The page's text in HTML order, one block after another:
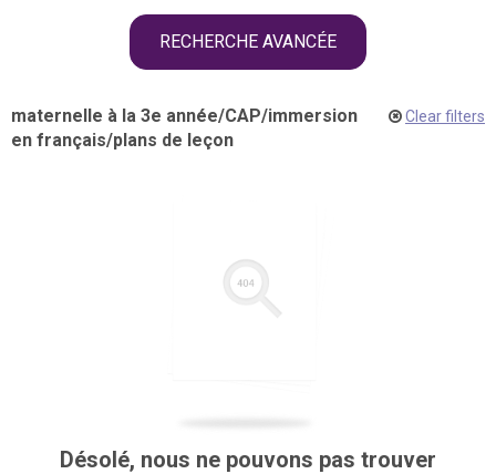
RECHERCHE AVANCÉE
maternelle à la 3e année/CAP/immersion
en français/plans de leçon
Clear filters
Désolé, nous ne pouvons pas trouver